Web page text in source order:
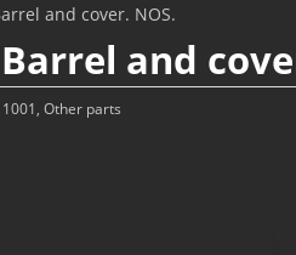
and cover. NOS.
and
,Other parts